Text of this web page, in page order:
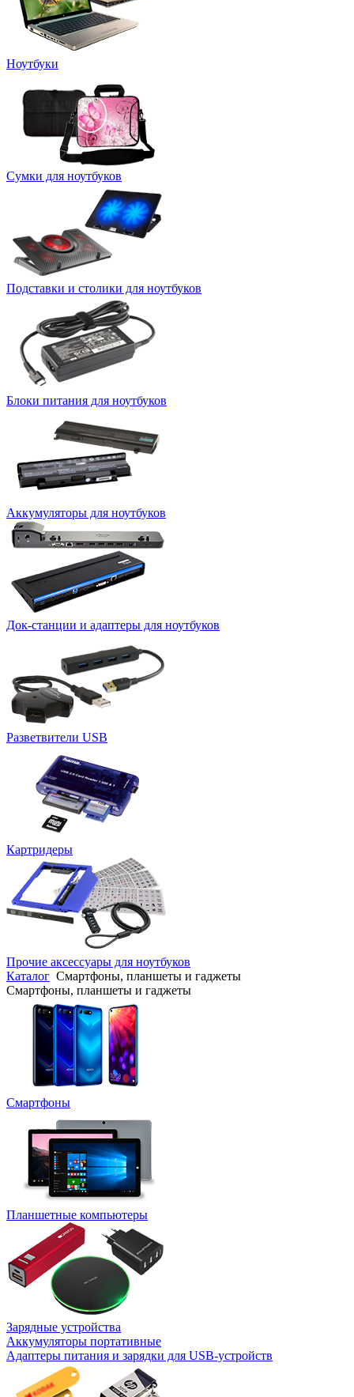
Ноутбуки
Сумки для ноутбуков
Подставки и столики для ноутбуков
Блоки питания для ноутбуков
Аккумуляторы для ноутбуков
Док-станции и адаптеры для ноутбуков
Разветвители USB
Картридеры
Прочие аксессуары для ноутбуков
Каталог Смартфоны, планшеты и гаджеты
Смартфоны, планшеты и гаджеты
Смартфоны
Планшетные компьютеры
Зарядные устройства
Аккумуляторы портативные
Адаптеры питания и зарядки для USB-устройств